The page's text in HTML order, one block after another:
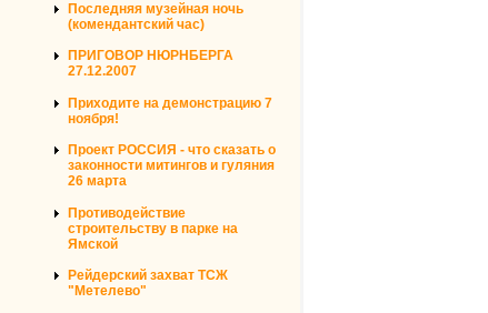
Последняя музейная ночь
(комендантский час)
ПРИГОВОР НЮРНБЕРГА
27.12.2007
Приходите на демонстрацию 7
ноября!
Проект РОССИЯ - что сказать о
законности митингов и гуляния
26 марта
Противодействие
строительству в парке на
Ямской
Рейдерский захват ТСЖ
"Метелево"